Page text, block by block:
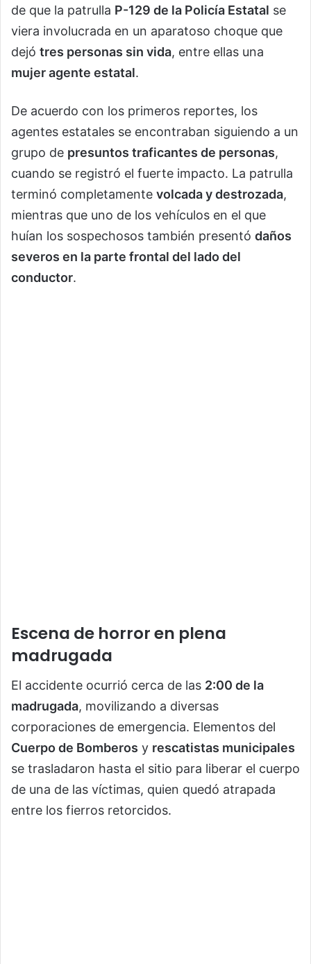
de que la patrulla P-129 de la Policía Estatal se
viera involucrada en un aparatoso choque que
dejó tres personas sin vida, entre ellas una
mujer agente estatal.
De acuerdo con los primeros reportes, los
agentes estatales se encontraban siguiendo a un
grupo de presuntos traficantes de personas,
cuando se registró el fuerte impacto. La patrulla
terminó completamente volcada y destrozada,
mientras que uno de los vehículos en el que
huían los sospechosos también presentó daños
severos en la parte frontal del lado del
conductor.
Escena de horror en plena
madrugada
El accidente ocurrió cerca de las 2:00 de la
madrugada, movilizando a diversas
corporaciones de emergencia. Elementos del
Cuerpo de Bomberos y rescatistas municipales
se trasladaron hasta el sitio para liberar el cuerpo
de una de las víctimas, quien quedó atrapada
entre los fierros retorcidos.